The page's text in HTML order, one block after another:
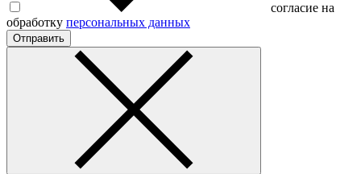
согласие на
обработку персональных данных
Отправить